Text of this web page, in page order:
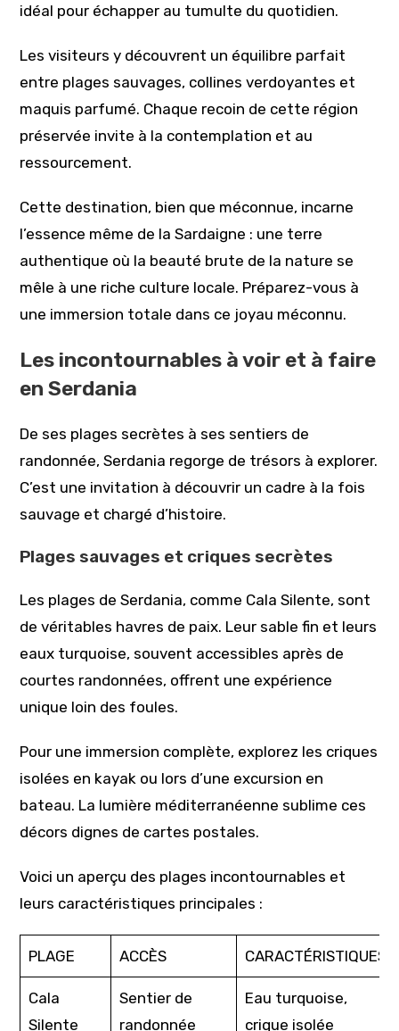
idéal pour échapper au tumulte du quotidien.
Les visiteurs y découvrent un équilibre parfait
entre plages sauvages, collines verdoyantes et
maquis parfumé. Chaque recoin de cette région
préservée invite à la contemplation et au
ressourcement.
Cette destination, bien que méconnue, incarne
l’essence même de la Sardaigne : une terre
authentique où la beauté brute de la nature se
mêle à une riche culture locale. Préparez-vous à
une immersion totale dans ce joyau méconnu.
Les incontournables à voir et à faire
en Serdania
De ses plages secrètes à ses sentiers de
randonnée, Serdania regorge de trésors à explorer.
C’est une invitation à découvrir un cadre à la fois
sauvage et chargé d’histoire.
Plages sauvages et criques secrètes
Les plages de Serdania, comme Cala Silente, sont
de véritables havres de paix. Leur sable fin et leurs
eaux turquoise, souvent accessibles après de
courtes randonnées, offrent une expérience
unique loin des foules.
Pour une immersion complète, explorez les criques
isolées en kayak ou lors d’une excursion en
bateau. La lumière méditerranéenne sublime ces
décors dignes de cartes postales.
Voici un aperçu des plages incontournables et
leurs caractéristiques principales :
PLAGE ACCÈS CARACTÉRISTIQUES
Cala
Silente
Sentier de
randonnée
Eau turquoise,
crique isolée